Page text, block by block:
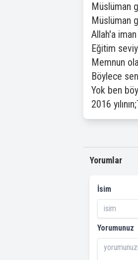
Müslüman
Müslüman
Allah'a iman
Eğitim
Memnun
Böylece
Yok ben
2016
Yorumlar
İsim
Yorumunuz